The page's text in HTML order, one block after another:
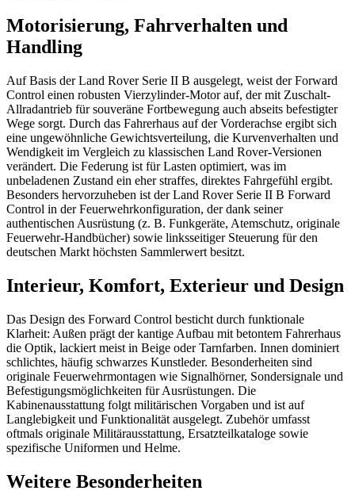
Motorisierung, Fahrverhalten und
Handling
Auf Basis der Land Rover Serie II B ausgelegt, weist der Forward
Control einen robusten Vierzylinder-Motor auf, der mit Zuschalt-
Allradantrieb für souveräne Fortbewegung auch abseits befestigter
Wege sorgt. Durch das Fahrerhaus auf der Vorderachse ergibt sich
eine ungewöhnliche Gewichtsverteilung, die Kurvenverhalten und
Wendigkeit im Vergleich zu klassischen Land Rover-Versionen
verändert. Die Federung ist für Lasten optimiert, was im
unbeladenen Zustand ein eher straffes, direktes Fahrgefühl ergibt.
Besonders hervorzuheben ist der Land Rover Serie II B Forward
Control in der Feuerwehrkonfiguration, der dank seiner
authentischen Ausrüstung (z. B. Funkgeräte, Atemschutz, originale
Feuerwehr-Handbücher) sowie linksseitiger Steuerung für den
deutschen Markt höchsten Sammlerwert besitzt.
Interieur, Komfort, Exterieur und Design
Das Design des Forward Control besticht durch funktionale
Klarheit: Außen prägt der kantige Aufbau mit betontem Fahrerhaus
die Optik, lackiert meist in Beige oder Tarnfarben. Innen dominiert
schlichtes, häufig schwarzes Kunstleder. Besonderheiten sind
originale Feuerwehrmontagen wie Signalhörner, Sondersignale und
Befestigungsmöglichkeiten für Ausrüstungen. Die
Kabinenausstattung folgt militärischen Vorgaben und ist auf
Langlebigkeit und Funktionalität ausgelegt. Zubehör umfasst
oftmals originale Militärausstattung, Ersatzteilkataloge sowie
spezifische Uniformen und Helme.
Weitere Besonderheiten